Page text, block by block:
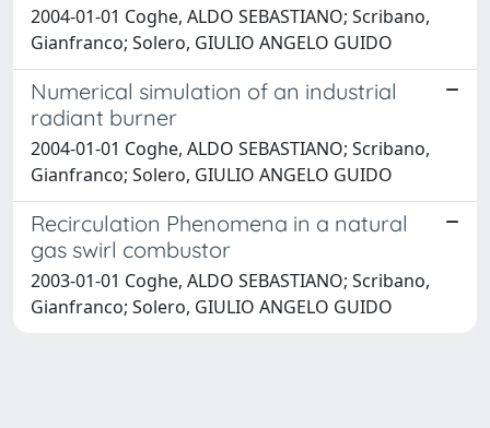
2004-01-01 Coghe, ALDO SEBASTIANO; Scribano,
Gianfranco; Solero, GIULIO ANGELO GUIDO
Numerical simulation of an industrial
radiant burner
2004-01-01 Coghe, ALDO SEBASTIANO; Scribano,
Gianfranco; Solero, GIULIO ANGELO GUIDO
Recirculation Phenomena in a natural
gas swirl combustor
2003-01-01 Coghe, ALDO SEBASTIANO; Scribano,
Gianfranco; Solero, GIULIO ANGELO GUIDO